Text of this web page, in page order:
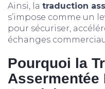
Ainsi, la traduction
s’impose comme un
pour sécuriser,
échanges
Pourquoi la
Assermentée